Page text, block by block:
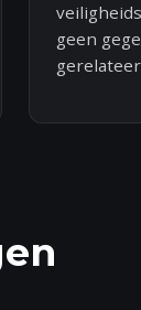
geen